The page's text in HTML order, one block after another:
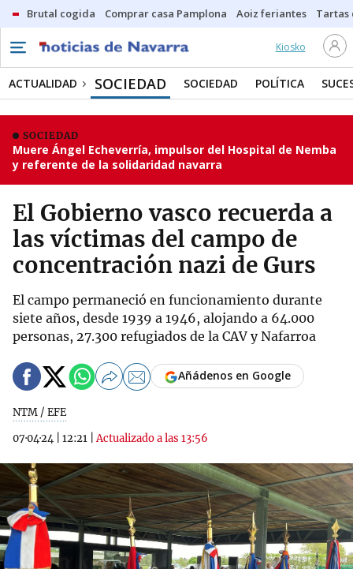
Brutal cogida Comprar casa Pamplona Aoiz feriantes Tartas
Kiosko
ACTUALIDAD SOCIEDAD SOCIEDAD POLÍTICA
SOCIEDAD
Muere Ángel Echeverría, impulsor del Hospital de Nemba
y referente de la solidaridad navarra
El Gobierno vasco recuerda a
las víctimas del campo de
concentración nazi de Gurs
El campo permaneció en funcionamiento durante
siete años, desde 1939 a 1946, alojando a 64.000
personas, 27.300 refugiados de la CAV y Nafarroa
NTM / EFE
07·04·24
12:21 |Actualizado a las 13:56
Añádenos en Google